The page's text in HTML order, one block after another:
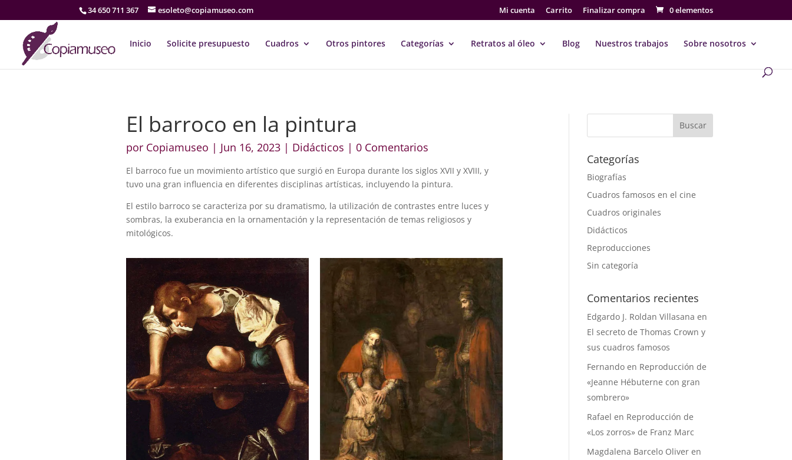
34 650 711 367 esoleto@copiamuseo.com Mi cuenta Carrito Finalizar compra 0 elementos
Inicio Solicite presupuesto Cuadros Otros pintores Categorías Retratos al óleo Blog Nuestros trabajos Sobre nosotros
El barroco en la pintura
por Copiamuseo | Jun 16, 2023 | Didácticos | 0 Comentarios
El barroco fue un movimiento artístico que surgió en Europa durante los siglos XVII y XVIII, y
tuvo una gran influencia en diferentes disciplinas artísticas, incluyendo la pintura.
El estilo barroco se caracteriza por su dramatismo, la utilización de contrastes entre luces y
sombras, la exuberancia en la ornamentación y la representación de temas religiosos y
mitológicos.
Buscar
Categorías
Biografías
Cuadros famosos en el cine
Cuadros originales
Didácticos
Reproducciones
Sin categoría
Comentarios recientes
Edgardo J. Roldan Villasana en
El secreto de Thomas Crown y
sus cuadros famosos
Fernandoen Reproducción de
«Jeanne Hébuterne con gran
sombrero»
Rafael en Reproducción de
«Los zorros» de Franz Marc
Magdalena Barcelo Oliveren